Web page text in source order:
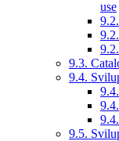
use
9.3.
9.4.
9.5.